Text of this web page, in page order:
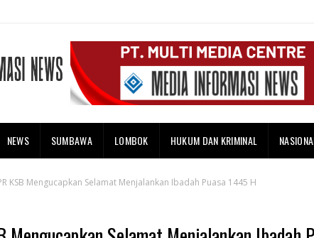
NEWS SUMBAWA LOMBOK HUKUM DAN KRIMINAL
KSB Mengucapkan Selamat Menjalankan Ibadah Puasa 1445 H